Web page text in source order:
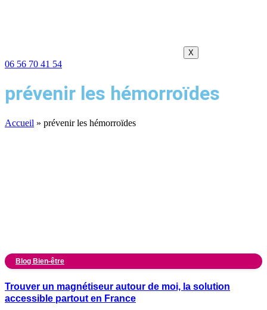
X
06 56 70 41 54
prévenir les hémorroïdes
Accueil » prévenir les hémorroïdes
Blog Bien-être
Trouver un magnétiseur autour de moi, la solution
accessible partout en France